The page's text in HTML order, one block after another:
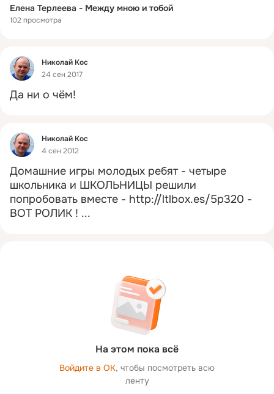
Елена Терлеева - Между мною и тобой
102 просмотра
Фид
Николай Коc
24 сен 2017
Да ни о чём!
Фид
Николай Коc
4 сен 2012
Домашние игры молодых ребят - четыре
школьника и ШKОЛЬНИЦЫ решили
попробовать вместе - http://ltlbox.es/5p320 -
ВОТ РОЛИК ! ...
На этом пока всё
Войдите в ОК, чтобы посмотреть всю
ленту